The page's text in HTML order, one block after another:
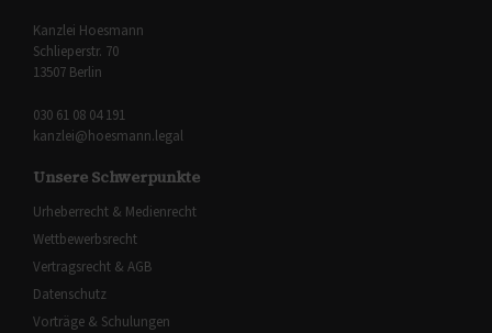
Kanzlei Hoesmann
Schlieperstr. 70
13507 Berlin
030 61 08 04 191
kanzlei@hoesmann.legal
Unsere Schwerpunkte
Urheberrecht & Medienrecht
Wettbewerbsrecht
Vertragsrecht & AGB
Datenschutz
Vorträge & Schulungen